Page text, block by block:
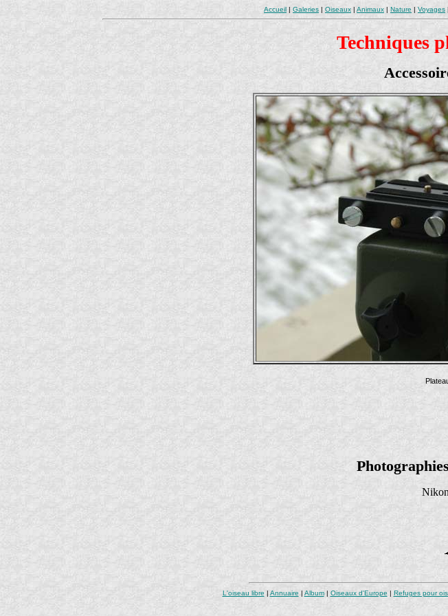
Accueil | Galeries | Oiseaux | Animaux | Nature | Voyages |
Techniques
L'oiseau libre | Annuaire | Album| Oiseaux d'Europe | Refuges pour